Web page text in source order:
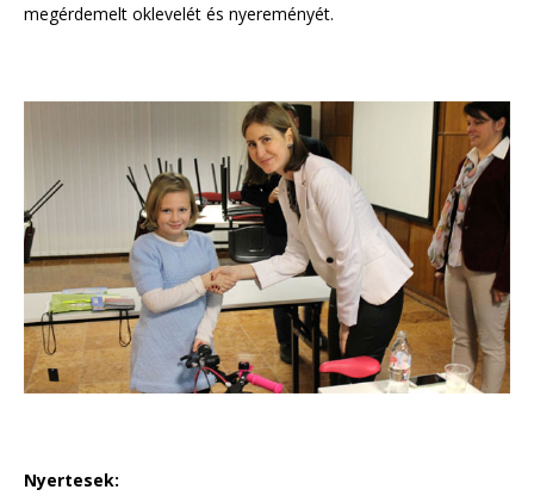
megérdemelt oklevelét és nyereményét.
Nyertesek: